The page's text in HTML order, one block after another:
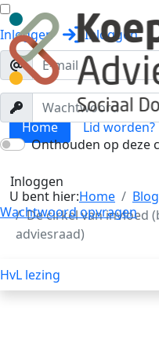
Inloggen Inloggen
Onthouden op deze
Inloggen
Wachtwoord opvragen
HvL lezing
Home Lid worden?
U bent hier:Home
De cirkel van invloed
adviesraad)